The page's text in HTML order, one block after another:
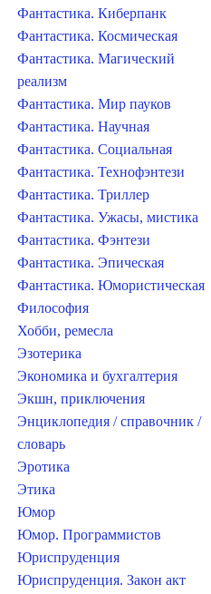
Фантастика. Киберпанк
Фантастика. Космическая
Фантастика. Магический
реализм
Фантастика. Мир пауков
Фантастика. Научная
Фантастика. Социальная
Фантастика. Технофэнтези
Фантастика. Триллер
Фантастика. Ужасы, мистика
Фантастика. Фэнтези
Фантастика. Эпическая
Фантастика. Юмористическая
Философия
Хобби, ремесла
Эзотерика
Экономика и бухгалтерия
Экшн, приключения
Энциклопедия / справочник /
словарь
Эротика
Этика
Юмор
Юмор. Программистов
Юриспруденция
Юриспруденция. Закон акт